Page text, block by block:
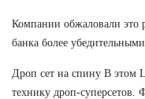
Компании обжаловали это
банка более убедительными.
Дроп сет на спину В этом
технику дроп-суперсетов.